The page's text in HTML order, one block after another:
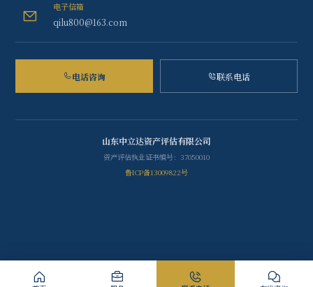
电子信箱
qilu800@163.com
电话咨询 联系电话
山东中立达资产评估有限公司
资产评估执业证书编号：37050010
鲁ICP备13009822号